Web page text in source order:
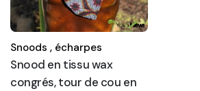
Snoods , écharpes
Snood en tissu wax
congrés, tour de cou en